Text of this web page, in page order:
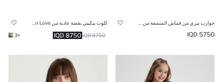
5750 IQD
8750 IQD 9750 IQD
+3